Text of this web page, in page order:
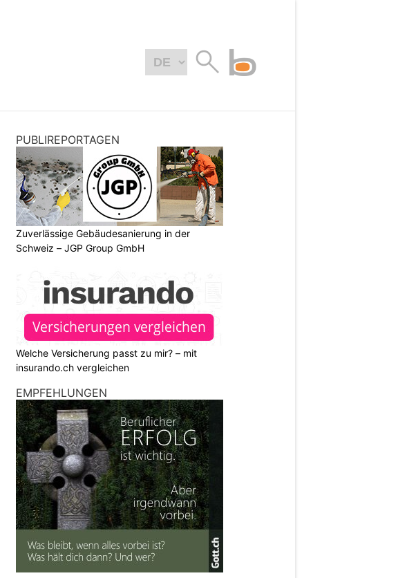
PUBLIREPORTAGEN
Zuverlässige Gebäudesanierung in der
Schweiz – JGP Group GmbH
Welche Versicherung passt zu mir? – mit
insurando.ch vergleichen
EMPFEHLUNGEN